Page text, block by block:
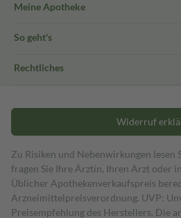
Meine Apotheke
So geht's
Rechtliches
Widerruf
Zu Risiken und Nebenwirkungen lesen
fragen Sie Ihre Ärztin, Ihren Arzt oder
Üblicher Apothekenverkaufspreis
Arzneimittelpreisverordnung. UVP:
Preisempfehlung des Herstellers. Die